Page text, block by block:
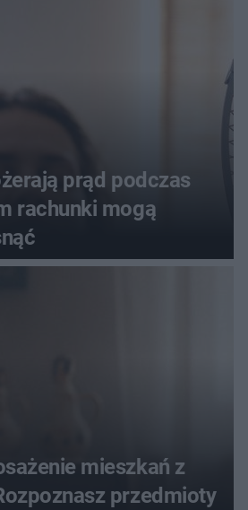
prąd podczas
rachunki mogą
mieszkań z
przedmioty